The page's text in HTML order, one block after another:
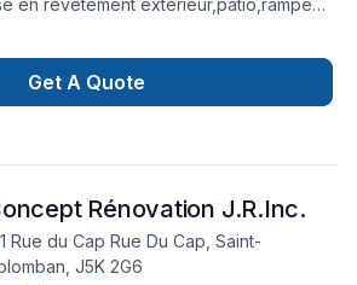
en revetement extérieur,patio,rampe
Get A Quote
Rénovation J.R.Inc.
Rue du Cap Rue Du Cap, Saint-
J5K 2G6